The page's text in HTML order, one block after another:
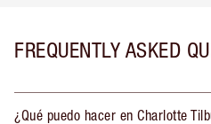
FREQUENTLY ASKED
¿Qué puedo hacer en Charlotte